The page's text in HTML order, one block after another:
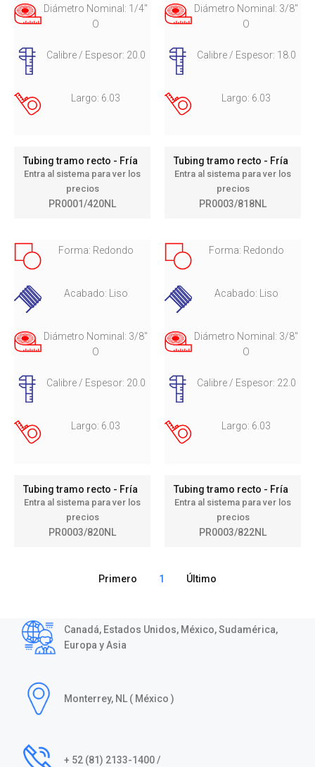
Diámetro Nominal: 1/4"
O
Calibre / Espesor: 20.0
Largo: 6.03
Tubing tramo recto - Fría
Entra al sistema para ver los
precios
PR0001/420NL
Diámetro Nominal: 3/8"
O
Calibre / Espesor: 18.0
Largo: 6.03
Tubing tramo recto - Fría
Entra al sistema para ver los
precios
PR0003/818NL
Forma: Redondo
Acabado: Liso
Diámetro Nominal: 3/8"
O
Calibre / Espesor: 20.0
Largo: 6.03
Tubing tramo recto - Fría
Entra al sistema para ver los
precios
PR0003/820NL
Forma: Redondo
Acabado: Liso
Diámetro Nominal: 3/8"
O
Calibre / Espesor: 22.0
Largo: 6.03
Tubing tramo recto - Fría
Entra al sistema para ver los
precios
PR0003/822NL
Primero 1 Último
Canadá, Estados Unidos, México, Sudamérica,
Europa y Asia
Monterrey, NL ( México )
+ 52 (81) 2133-1400 /